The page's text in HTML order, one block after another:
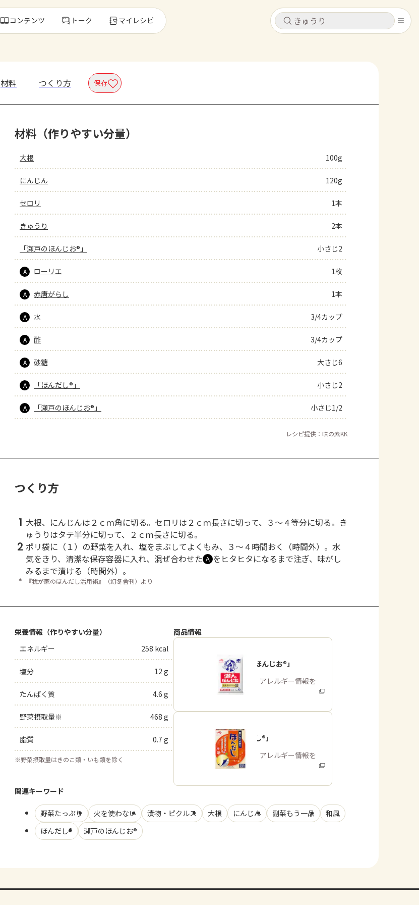
キャンセル
レシピ
トーク
よくあるお問い合わせ
キャンセル
コンテンツ トーク マイレシピ
もっと見る
材料 つくり方 保存
材料（作りやすい分量）
大根 100g
にんじん 120g
セロリ 1本
きゅうり 2本
「瀬戸のほんじお®」 小さじ2
A ローリエ 1枚
A 赤唐がらし 1本
A 水 3/4カップ
A 酢 3/4カップ
A 砂糖 大さじ6
A 「ほんだし®」 小さじ2
A 「瀬戸のほんじお®」 小さじ1/2
レシピ提供：味の素KK
つくり方
1 大根、にんじんは２ｃｍ角に切る。セロリは２ｃｍ長さに切って、３～４等分に切る。き
ゅうりはタテ半分に切って、２ｃｍ長さに切る。
2 ポリ袋に（１）の野菜を入れ、塩をまぶしてよくもみ、３～４時間おく（時間外）。水
気をきり、清潔な保存容器に入れ、混ぜ合わせた Ａ をヒタヒタになるまで注ぎ、味がし
みるまで漬ける（時間外）。
＊ 『我が家のほんだし活用術』（幻冬舎刊）より
栄養情報（作りやすい分量）
エネルギー
258 kcal
塩分 12 g
たんぱく質 4.6 g
野菜摂取量※ 468 g
脂質 0.7 g
※野菜摂取量はきのこ類・いも類を除く
商品情報
「瀬戸のほんじお®」
商品・アレルギー情報を
みる
「ほんだし®」
商品・アレルギー情報を
みる
関連キーワード
野菜たっぷり 火を使わない 漬物・ピクルス 大根 にんじん 副菜もう一品
和風
ほんだし®
瀬戸のほんじお®